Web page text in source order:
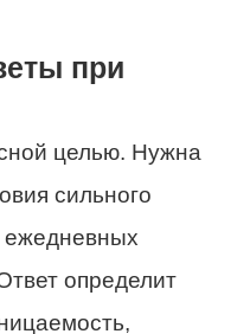
при
целью. Нужна
сильного
ежедневных
определит